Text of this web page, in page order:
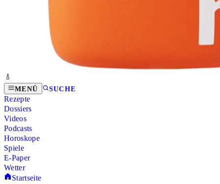
MENÜ SUCHE
Rezepte
Dossiers
Videos
Podcasts
Horoskope
Spiele
E-Paper
Wetter
Startseite